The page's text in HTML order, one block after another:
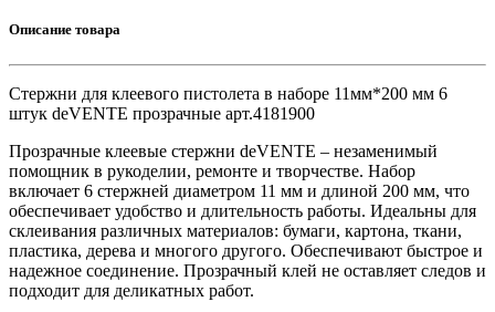
Описание товара
Стержни для клеевого пистолета в наборе 11мм*200 мм 6
штук deVENTE прозрачные арт.4181900
Прозрачные клеевые стержни deVENTE – незаменимый
помощник в рукоделии, ремонте и творчестве. Набор
включает 6 стержней диаметром 11 мм и длиной 200 мм, что
обеспечивает удобство и длительность работы. Идеальны для
склеивания различных материалов: бумаги, картона, ткани,
пластика, дерева и многого другого. Обеспечивают быстрое и
надежное соединение. Прозрачный клей не оставляет следов и
подходит для деликатных работ.